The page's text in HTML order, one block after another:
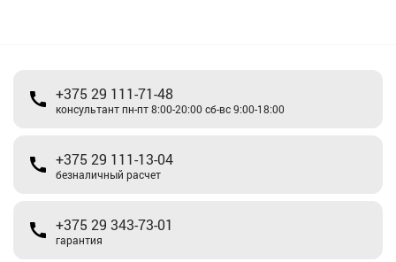
+375 29 111-71-48
консультант пн-пт 8:00-20:00 сб-вс 9:00-18:00
+375 29 111-13-04
безналичный расчет
+375 29 343-73-01
гарантия